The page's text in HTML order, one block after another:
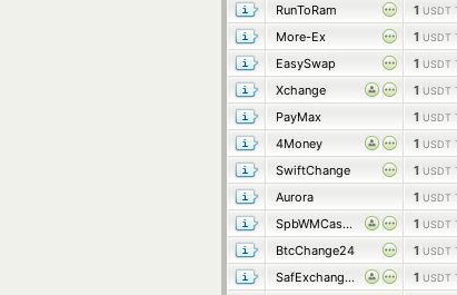
RunToRam
1 USDT
More-Ex
1 USDT
EasySwap
1 USDT
Xchange
1 USDT
PayMax
1 USDT
4Money
1 USDT
SwiftChange
1 USDT
Aurora
1 USDT
SpbWMCasher
1 USDT
BtcChange24
1 USDT
SafExchangePro
1 USDT